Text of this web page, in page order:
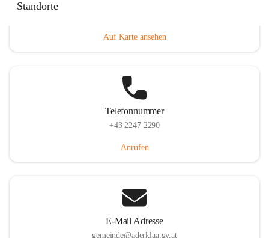
Standorte
Auf Karte ansehen
Telefonnummer
+43 2247 2290
Anrufen
E-Mail Adresse
gemeinde@aderklaa.gv.at